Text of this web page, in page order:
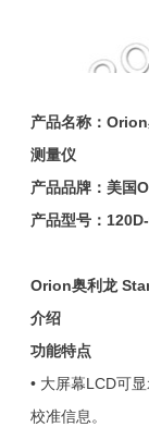
产品名称： Orion
测量仪
产品品牌：美国
产品型号：
Orion奥利龙
介绍
功能特点
• 大屏幕LCD可
校准信息。